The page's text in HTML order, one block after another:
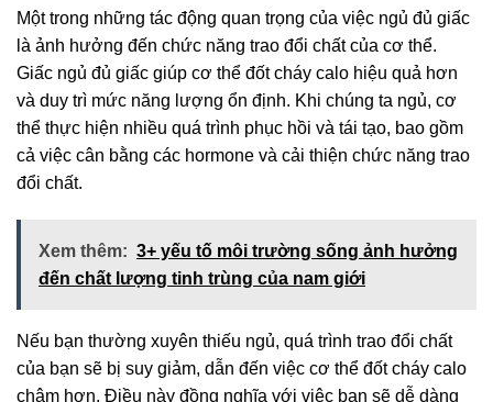
Một trong những tác động quan trọng của việc ngủ đủ giấc
là ảnh hưởng đến chức năng trao đổi chất của cơ thể.
Giấc ngủ đủ giấc giúp cơ thể đốt cháy calo hiệu quả hơn
và duy trì mức năng lượng ổn định. Khi chúng ta ngủ, cơ
thể thực hiện nhiều quá trình phục hồi và tái tạo, bao gồm
cả việc cân bằng các hormone và cải thiện chức năng trao
đổi chất.
Xem thêm: 3+ yếu tố môi trường sống ảnh hưởng
đến chất lượng tinh trùng của nam giới
Nếu bạn thường xuyên thiếu ngủ, quá trình trao đổi chất
của bạn sẽ bị suy giảm, dẫn đến việc cơ thể đốt cháy calo
chậm hơn. Điều này đồng nghĩa với việc bạn sẽ dễ dàng